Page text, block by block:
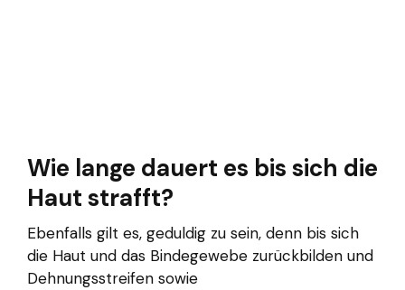
Wie lange dauert es bis sich die
Haut strafft?
Ebenfalls gilt es, geduldig zu sein, denn bis sich
die Haut und das Bindegewebe zurückbilden und
Dehnungsstreifen sowie